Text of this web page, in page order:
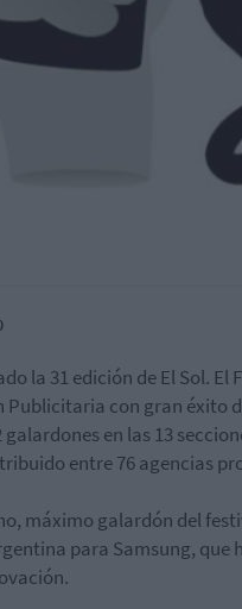
la 31 edición de El Sol.
Publicitaria con gran éxito
galardones en las 13
entre 76 agencias
máximo galardón del
para Samsung, que